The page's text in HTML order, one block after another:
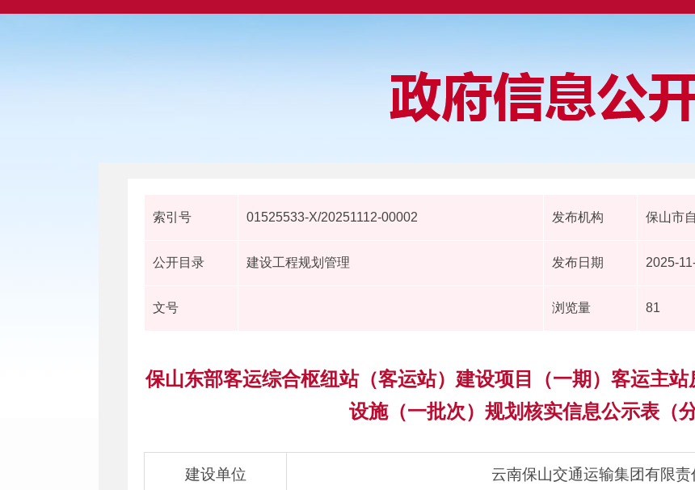
索引号 01525533-X/20251112-00002 发布机构 保山市
公开目录 建设工程规划管理 发布日期 2025-
文号 浏览量 81
保山东部客运综合枢纽站（客运站）建设项目（一期）客运主
设施（一批次）规划核实信息公示表（分
建设单位 云南保山交通运输集团有限责